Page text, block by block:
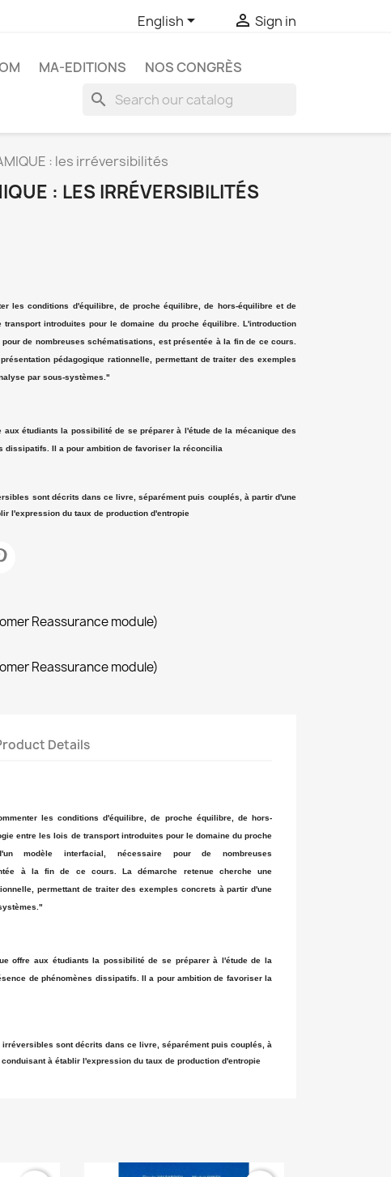
English  Sign in
MA-EDITIONS NOS CONGRÈS
search
: les irréversibilités
: LES IRRÉVERSIBILITÉS
les conditions d'équilibre, de proche équilibre, de hors-équilibre et de
introduites pour le domaine du proche équilibre. L'introduction
de nombreuses schématisations, est présentée à la fin de ce cours.
pédagogique rationnelle, permettant de traiter des exemples
par sous-systèmes."
aux étudiants la possibilité de se préparer à l'étude de la mécanique des
dissipatifs. Il a pour ambition de favoriser la réconcilia
sont décrits dans ce livre, séparément puis couplés, à partir d'une
l'expression du taux de production d'entropie
Reassurance module)
Reassurance module)
Details
les conditions d'équilibre, de proche équilibre, de hors-
entre les lois de transport introduites pour le domaine du proche
modèle interfacial, nécessaire pour de nombreuses
à la fin de ce cours. La démarche retenue cherche une
permettant de traiter des exemples concrets à partir d'une
offre aux étudiants la possibilité de se préparer à l'étude de la
de phénomènes dissipatifs. Il a pour ambition de favoriser la
sont décrits dans ce livre, séparément puis couplés, à
à établir l'expression du taux de production d'entropie